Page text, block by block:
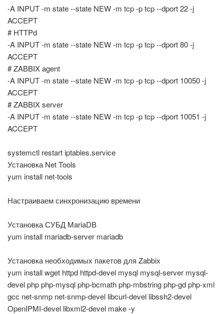
-A INPUT -m state --state NEW -m tcp -p tcp --dport 22 -j
ACCEPT
# HTTPd
-A INPUT -m state --state NEW -m tcp -p tcp --dport 80 -j
ACCEPT
# ZABBIX agent
-A INPUT -m state --state NEW -m tcp -p tcp --dport 10050 -j
ACCEPT
# ZABBIX server
-A INPUT -m state --state NEW -m tcp -p tcp --dport 10051 -j
ACCEPT
systemctl restart iptables.service
Установка Net Tools
yum install net-tools
Настраиваем синхронизацию времени
Установка СУБД MariaDB
yum install mariadb-server mariadb
Установка необходимых пакетов для Zabbix
yum install wget httpd httpd-devel mysql mysql-server mysql-
devel php php-mysql php-bcmath php-mbstring php-gd php-xml
gcc net-snmp net-snmp-devel libcurl-devel libssh2-devel
OpenIPMI-devel libxml2-devel make -y